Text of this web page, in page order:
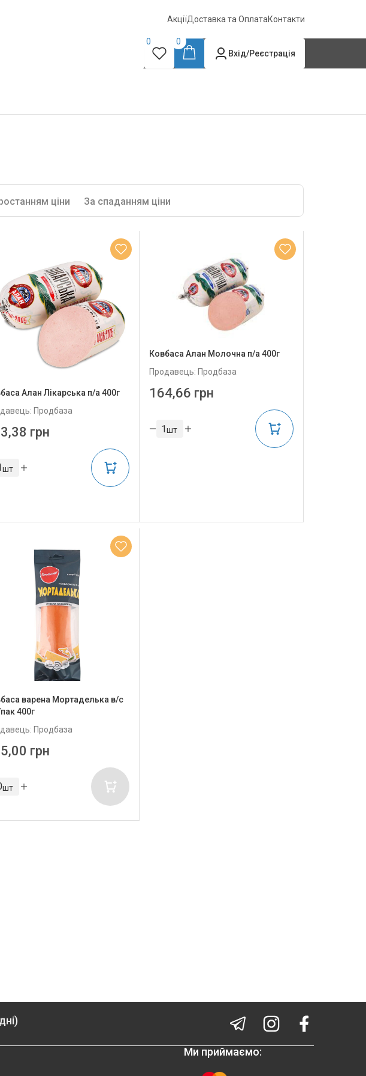
АкціїДоставка та ОплатаКонтакти
0
0
Вхід/Реєстрація
ціни За спаданням ціни
Алан Лікарська п/а 400г
Продбаза
грн
шт
Ковбаса Алан Молочна п/а 400г
Продавець: Продбаза
164,66 грн
шт
варена Мортаделька в/с
400г
Продбаза
грн
шт
Ми приймаємо: